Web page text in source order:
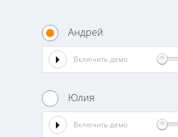
Андрей
Включить демо
Юлия
Включить демо